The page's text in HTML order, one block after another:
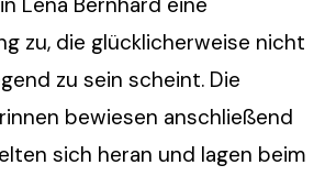
zu, die glücklicherweise nicht
zu sein scheint. Die
bewiesen anschließend
sich heran und lagen beim